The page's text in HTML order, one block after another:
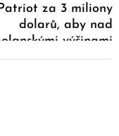
za 3 miliony
dolarů, aby nad
výšinami
sestřelil dron